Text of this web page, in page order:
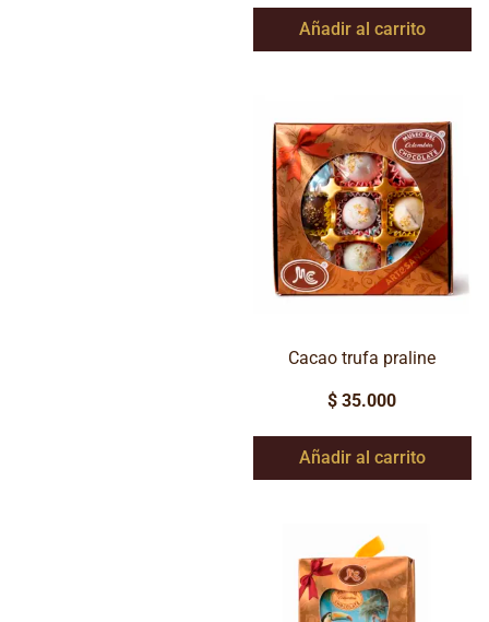
Añadir al carrito
Cacao trufa praline
$ 35.000
Añadir al carrito